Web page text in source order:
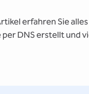
erfahren Sie
per DNS erstellt und